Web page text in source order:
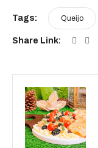
Tags: Queijo
Share Link: